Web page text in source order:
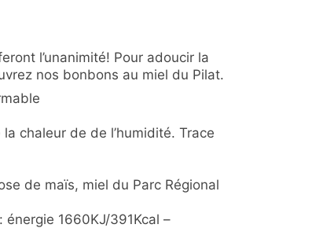
l’unanimité! Pour adoucir la
nos bonbons au miel du Pilat.
chaleur de de l’humidité. Trace
de maïs, miel du Parc Régional
1660KJ/391Kcal –